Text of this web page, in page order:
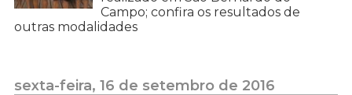
Campo; confira os resultados de
outras modalidades
sexta-feira, 16 de setembro de 2016